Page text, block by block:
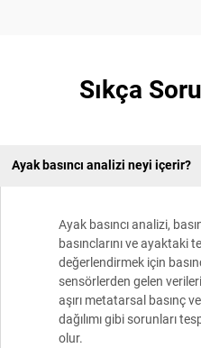
Sıkça
Ayak basıncı analizi neyi içerir?
Ayak basıncı analizi,
basınclarını ve ayaktaki
değerlendirmek için
sensörlerden gelen
aşırı metatarsal basınç
dağılımı gibi sorunları
olur.